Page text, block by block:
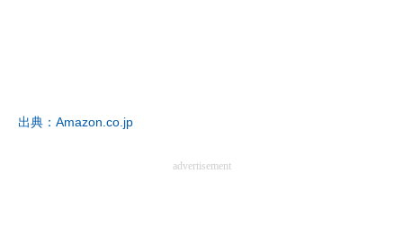
出典：Amazon.co.jp
advertisement